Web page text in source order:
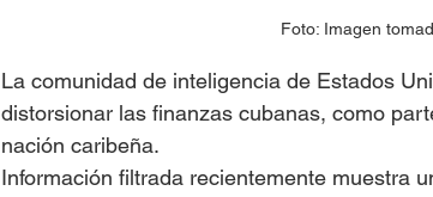
Foto: Imagen
La comunidad de inteligencia de Estados
distorsionar las finanzas cubanas, como
nación caribeña.
Información filtrada recientemente muestra